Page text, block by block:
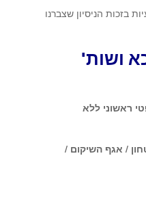
בזכות הניסיון שצברנו
ושות'
ראשוני ללא
/ אגף השיקום /